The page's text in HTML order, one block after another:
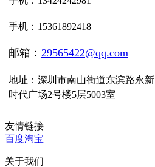
手机：15361892418
邮箱： 29565422@qq.com
地址：深圳市南山街道东滨路永新
时代广场2号楼5层5003室
友情链接
百度淘宝
关于我们